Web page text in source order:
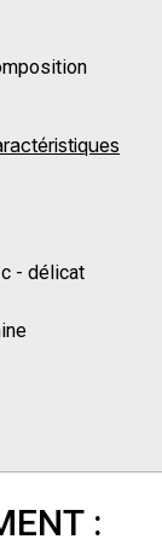
- délicat
: